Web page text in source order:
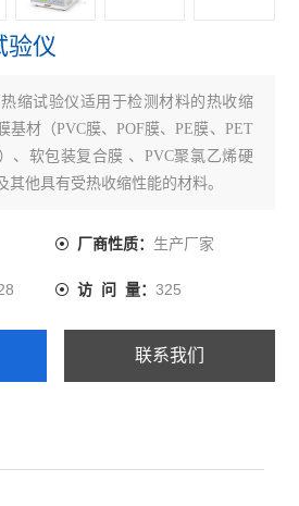
验仪
缩试验仪适用于检测材料的热收缩
基材（PVC膜、POF膜、PE膜、PET
、软包装复合膜 、PVC聚氯乙烯硬
其他具有受热收缩性能的材料。
厂商性质： 生产厂家
访 问 量： 325
联系我们